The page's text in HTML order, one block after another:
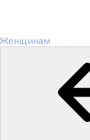
Женщинам